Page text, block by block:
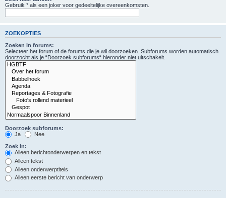
Gebruik * als een joker voor gedeeltelijke overeenkomsten.
ZOEKOPTIES
Zoeken in forums:
Selecteer het forum of de forums die je wil doorzoeken. Subforums worden automatisch
doorzocht als je “Doorzoek subforums“ hieronder niet uitschakelt.
Doorzoek subforums:
Ja
Nee
Zoek in:
Alleen berichtonderwerpen en tekst
Alleen tekst
Alleen onderwerptitels
Alleen eerste bericht van onderwerp